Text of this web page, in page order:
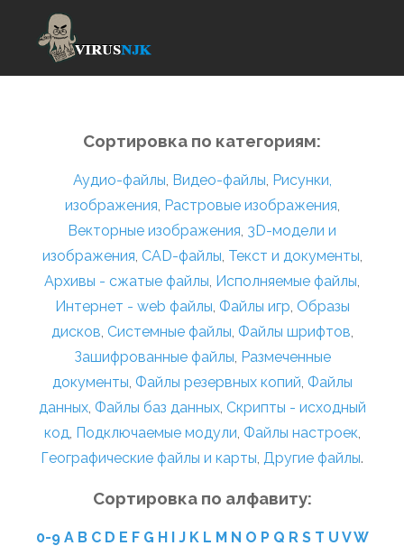
Сортировка по категориям:
Аудио-файлы, Видео-файлы, Рисунки,
изображения, Растровые изображения,
Векторные изображения, 3D-модели и
изображения, CAD-файлы, Текст и документы,
Архивы - сжатые файлы, Исполняемые файлы,
Интернет - web файлы, Файлы игр, Образы
дисков, Системные файлы, Файлы шрифтов,
Зашифрованные файлы, Размеченные
документы, Файлы резервных копий, Файлы
данных, Файлы баз данных, Скрипты - исходный
код, Подключаемые модули, Файлы настроек,
Географические файлы и карты, Другие файлы.
Сортировка по алфавиту:
0-9 A B C D E F G H I J K L M N O P Q R S T U VW